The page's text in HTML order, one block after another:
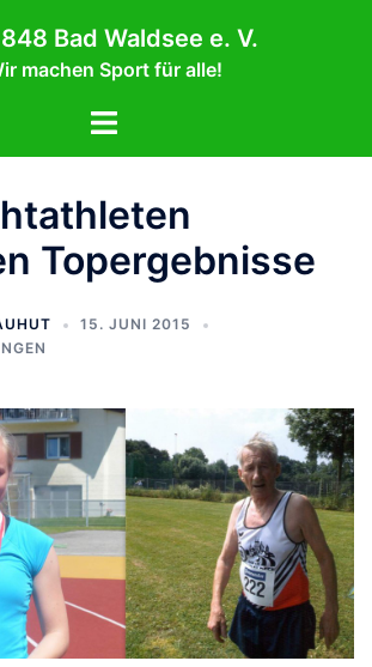
Bad Waldsee e. V.
machen Sport für alle!
Menü
Topergebnisse
15. JUNI 2015